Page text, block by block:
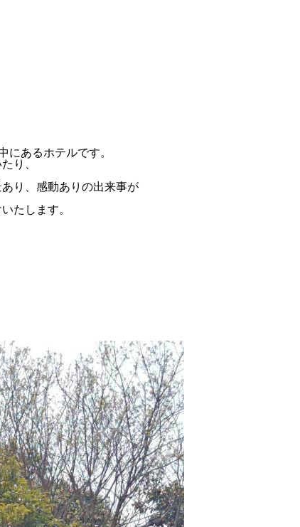
にあるホテルです。
り、
り、感動ありの出来事が
たします。